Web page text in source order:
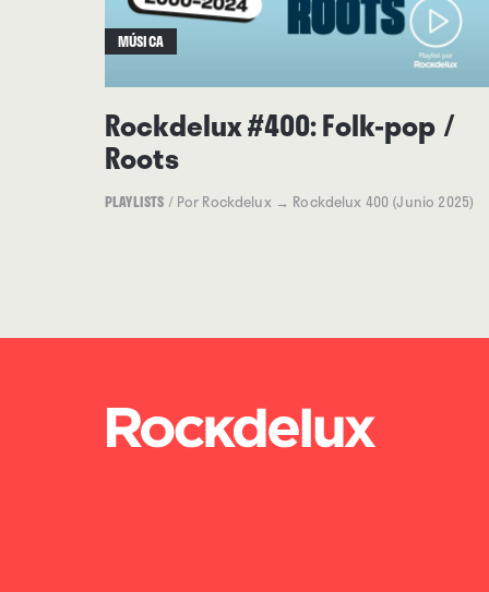
MÚSICA
Rockdelux #400: Folk-pop /
Roots
PLAYLISTS / Por Rockdelux → Rockdelux 400 (Junio 2025)